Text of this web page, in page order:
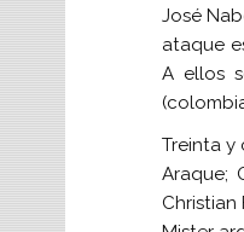
José
ataque
A ellos
Treinta y
Araque;
Christian